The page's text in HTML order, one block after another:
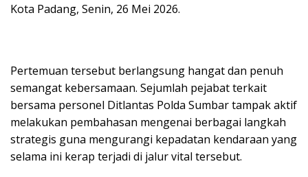
Kota Padang, Senin, 26 Mei 2026.
Pertemuan tersebut berlangsung hangat dan penuh
semangat kebersamaan. Sejumlah pejabat terkait
bersama personel Ditlantas Polda Sumbar tampak aktif
melakukan pembahasan mengenai berbagai langkah
strategis guna mengurangi kepadatan kendaraan yang
selama ini kerap terjadi di jalur vital tersebut.